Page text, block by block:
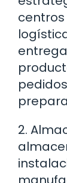
centros
2.